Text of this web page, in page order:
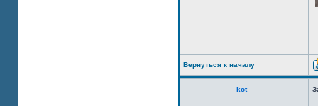
Вернуться к началу
kot_